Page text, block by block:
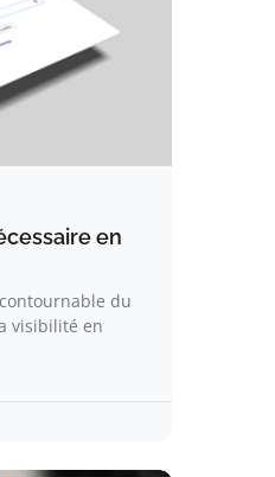
en
du
visibilité en